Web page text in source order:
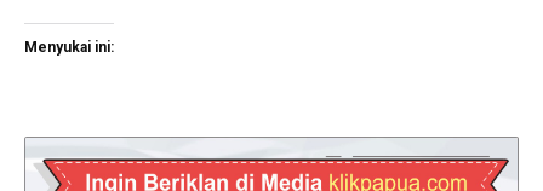
Menyukai ini: